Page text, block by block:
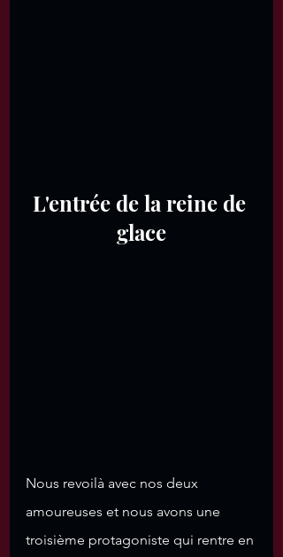
L'entrée de la reine de
glace
Nous revoilà avec nos deux
amoureuses et nous avons une
troisième protagoniste qui rentre en